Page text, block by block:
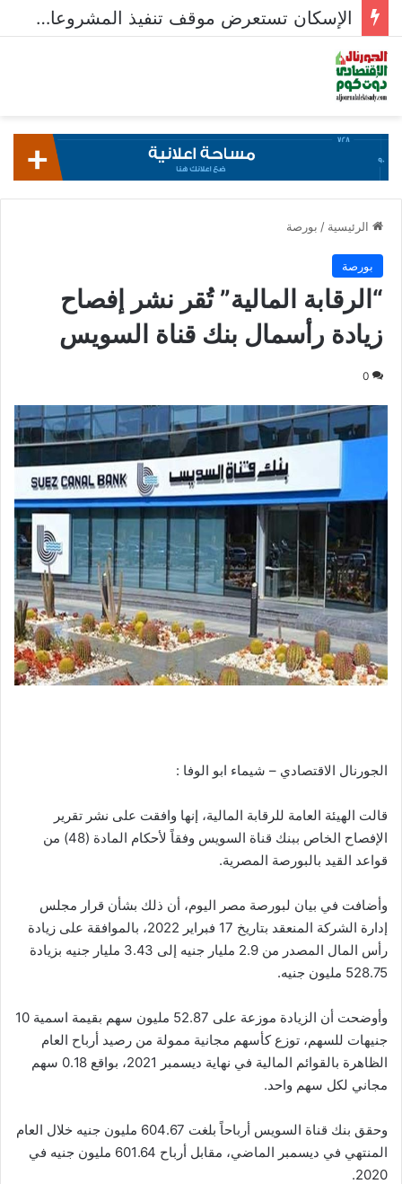
الإسكان تستعرض موقف تنفيذ المشروعات السكنية في 5 مدن جديدة
الرئيسية / بورصة
بورصة
“الرقابة المالية” تُقر نشر إفصاح
زيادة رأسمال بنك قناة السويس
0
الجورنال الاقتصادي – شيماء ابو الوفا :
قالت الهيئة العامة للرقابة المالية، إنها وافقت على نشر تقرير
الإفصاح الخاص ببنك قناة السويس وفقاً لأحكام المادة (48) من
قواعد القيد بالبورصة المصرية.
وأضافت في بيان لبورصة مصر اليوم، أن ذلك بشأن قرار مجلس
إدارة الشركة المنعقد بتاريخ 17 فبراير 2022، بالموافقة على زيادة
رأس المال المصدر من 2.9 مليار جنيه إلى 3.43 مليار جنيه بزيادة
528.75 مليون جنيه.
وأوضحت أن الزيادة موزعة على 52.87 مليون سهم بقيمة اسمية 10
جنيهات للسهم، توزع كأسهم مجانية ممولة من رصيد أرباح العام
الظاهرة بالقوائم المالية في نهاية ديسمبر 2021، بواقع 0.18 سهم
مجاني لكل سهم واحد.
وحقق بنك قناة السويس أرباحاً بلغت 604.67 مليون جنيه خلال العام
المنتهي في ديسمبر الماضي، مقابل أرباح 601.64 مليون جنيه في
2020.